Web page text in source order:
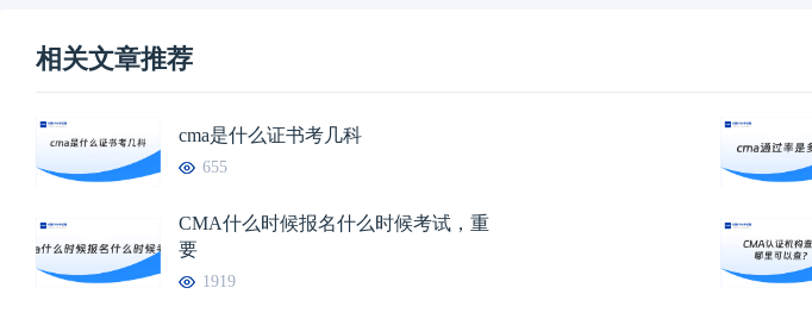
相关文章推荐
cma是什么证书考几科
655
CMA什么时候报名什么时候考试，重
要
1919